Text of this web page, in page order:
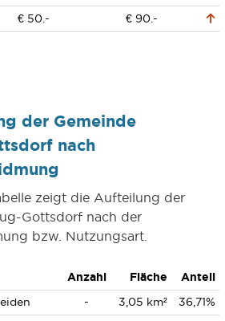
€ 50.- € 90.-
der Gemeinde
nach
zeigt die Aufteilung der
Gottsdorf nach der
bzw. Nutzungsart.
Anzahl Fläche
Anteil
- 3,05 km² 36,71%